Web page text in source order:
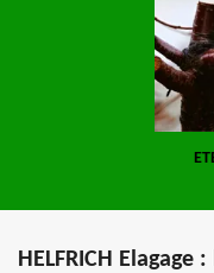
HELFRICH